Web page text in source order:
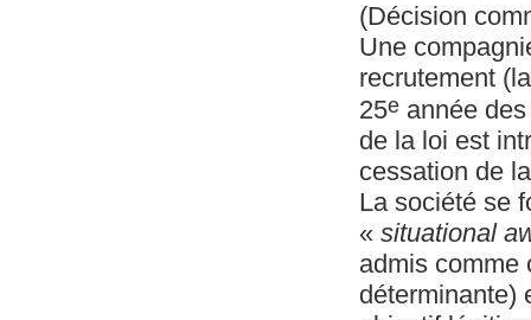
(Décision
Une
recrutement
25eannée des
de la loi est
cessation de
La société se
« situational
admis comme
déterminante)